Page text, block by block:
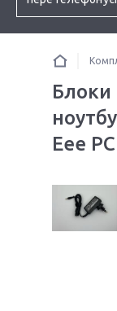
Блоки
Eee